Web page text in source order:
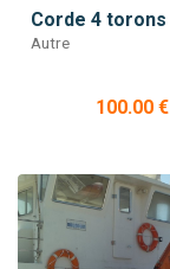
Corde 4 torons
Autre
100.00 €